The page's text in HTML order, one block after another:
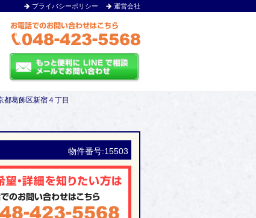
プライバシーポリシー 運営会社
葛飾区新宿４丁目
物件番号:15503